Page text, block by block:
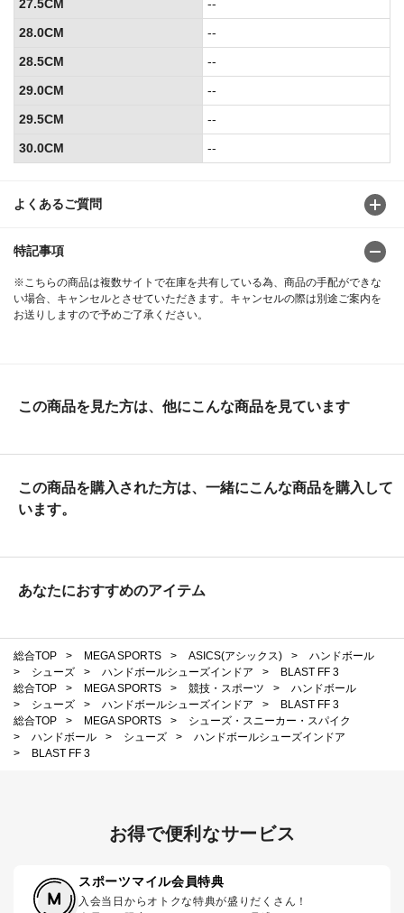
よくあるご質問
特記事項
※こちらの商品は複数サイトで在庫を共有している為、商品の手配ができな
い場合、キャンセルとさせていただきます。キャンセルの際は別途ご案内を
お送りしますので予めご了承ください。
27.5CM
--
28.0CM
--
28.5CM
--
29.0CM
--
29.5CM
--
30.0CM
--
この商品を見た方は、他にこんな商品を見ています
この商品を購入された方は、一緒にこんな商品を購入して
います。
あなたにおすすめのアイテム
総合TOP > MEGA SPORTS > ASICS(アシックス) >
ハンドボール
>
シューズ > ハンドボールシューズインドア >
BLAST FF 3
総合TOP
> MEGA SPORTS > 競技・スポーツ >
ハンドボール
>
シューズ > ハンドボールシューズインドア >
BLAST FF 3
総合TOP
> MEGA SPORTS >
シューズ・スニーカー・スパイク
>
ハンドボール > シューズ >
ハンドボールシューズインドア
>
BLAST FF 3
お得で便利なサービス
スポーツマイル会員特典
入会当日からオトクな特典が盛りだくさん！